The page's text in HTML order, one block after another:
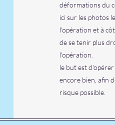
déformations du
ici sur les photos
l'opération et à
de se tenir plus
l'opération.
le but est
encore bien, afin
risque possible.